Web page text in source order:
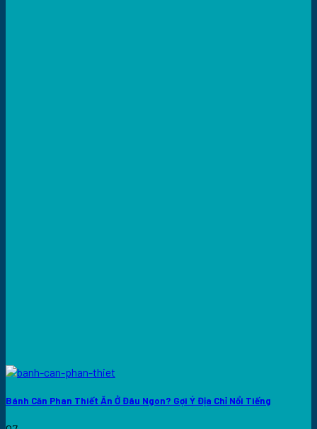
Bánh Căn Phan Thiết Ăn Ở Đâu Ngon? Gợi Ý Địa Chỉ Nổi Tiếng